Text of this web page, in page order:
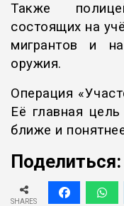
Также
состоящих на
мигрантов и
оружия.
Операция
Её главная
ближе и
Поделиться:
SHARES